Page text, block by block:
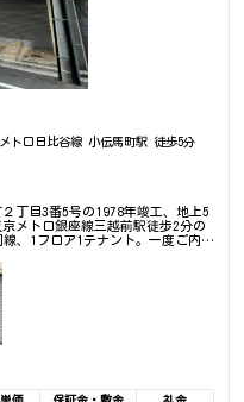
トロ日比谷線 小伝馬町駅 徒歩5分
丁目3番5号の1978年竣工、地上5
メトロ銀座線三越前駅徒歩2分の
、1フロア1テナント。一度ご内覧